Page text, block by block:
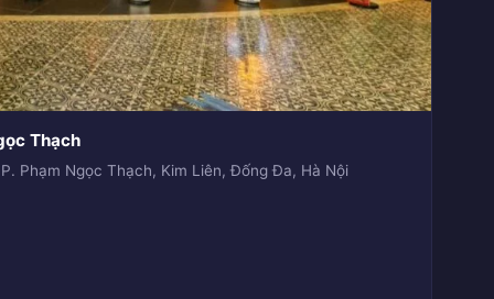
Thạch
Phạm Ngọc Thạch, Kim Liên, Đống Đa, Hà Nội